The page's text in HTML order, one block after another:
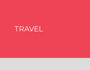
TRAVEL